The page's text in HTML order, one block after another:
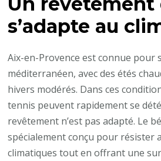
tennis
à
en-
Provence
?
s’adapte au
Aix-en-Provence est connue pour
méditerranéen, avec des étés
hivers modérés. Dans ces
tennis peuvent rapidement se
revêtement n’est pas adapté. Le
spécialement conçu pour résister
climatiques tout en offrant une